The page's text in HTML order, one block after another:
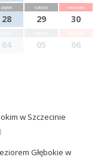
piątek
28
sobota
29
niedziela
30
04 05 06
w Szczecinie
Głębokie w